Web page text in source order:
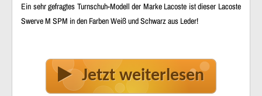
Ein sehr gefragtes Turnschuh-Modell der Marke Lacoste ist dieser Lacoste
Swerve M SPM in den Farben Weiß und Schwarz aus Leder!
Jetzt weiterlesen